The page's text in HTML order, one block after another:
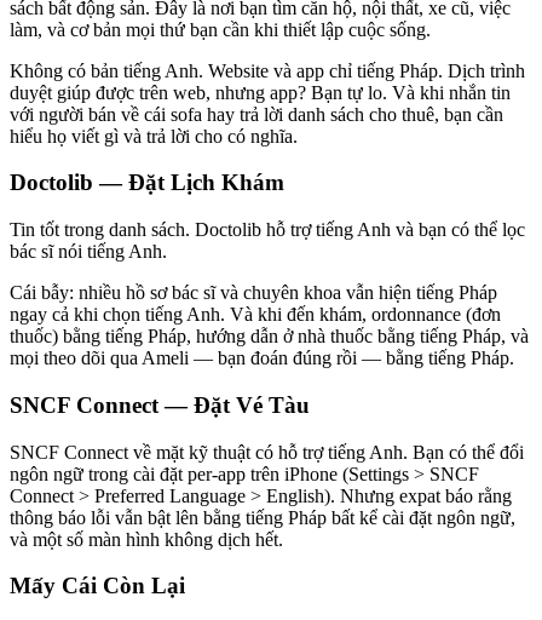
sách bất động sản. Đây là nơi bạn tìm căn hộ, nội thất, xe cũ, việc
làm, và cơ bản mọi thứ bạn cần khi thiết lập cuộc sống.
Không có bản tiếng Anh. Website và app chỉ tiếng Pháp. Dịch trình
duyệt giúp được trên web, nhưng app? Bạn tự lo. Và khi nhắn tin
với người bán về cái sofa hay trả lời danh sách cho thuê, bạn cần
hiểu họ viết gì và trả lời cho có nghĩa.
Doctolib — Đặt Lịch Khám
Tin tốt trong danh sách. Doctolib hỗ trợ tiếng Anh và bạn có thể lọc
bác sĩ nói tiếng Anh.
Cái bẫy: nhiều hồ sơ bác sĩ và chuyên khoa vẫn hiện tiếng Pháp
ngay cả khi chọn tiếng Anh. Và khi đến khám, ordonnance (đơn
thuốc) bằng tiếng Pháp, hướng dẫn ở nhà thuốc bằng tiếng Pháp, và
mọi theo dõi qua Ameli — bạn đoán đúng rồi — bằng tiếng Pháp.
SNCF Connect — Đặt Vé Tàu
SNCF Connect về mặt kỹ thuật có hỗ trợ tiếng Anh. Bạn có thể đổi
ngôn ngữ trong cài đặt per-app trên iPhone (Settings > SNCF
Connect > Preferred Language > English). Nhưng expat báo rằng
thông báo lỗi vẫn bật lên bằng tiếng Pháp bất kể cài đặt ngôn ngữ,
và một số màn hình không dịch hết.
Mấy Cái Còn Lại